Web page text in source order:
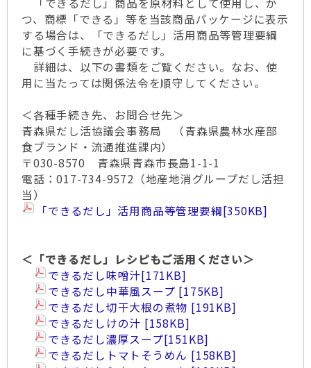
「できるだし」商品を原材料として使用し、か
つ、商標「できる」等を当該商品パッケージに表示
する場合は、「できるだし」活用商品等管理要綱
に基づく手続きが必要です。
詳細は、以下の書類をご覧ください。なお、使
用に当たっては関係法令を順守してください。
＜各種手続き先、お問合せ先＞
青森県だし活協議会事務局 （青森県農林水産部
食ブランド・流通推進課内）
〒030-8570 青森県青森市長島1-1-1
電話：017-734-9572（地産地消グループだし活担
当）
「できるだし」活用商品等管理要綱[350KB]
＜「できるだし」レシピもご活用ください＞
できるだし味噌汁[171KB]
できるだし中華風スープ 175KB
できるだし切干大根の煮物
191KB
できるだしけの汁
158KB
できるだし濃厚スープ[151KB]
できるだしトマトそうめん
158KB